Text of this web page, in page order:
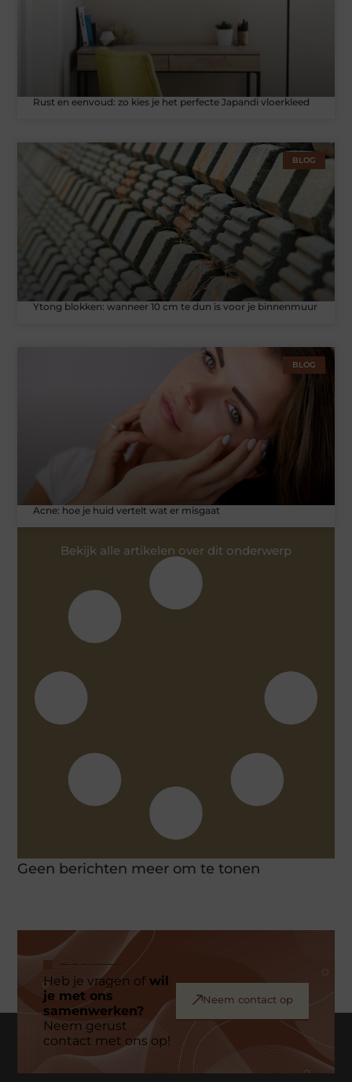
Rust en eenvoud: zo kies je het perfecte Japandi vloerkleed
BLOG
Ytong blokken: wanneer 10 cm te dun is voor je binnenmuur
BLOG
Acne: hoe je huid vertelt wat er misgaat
Bekijk alle artikelen over dit onderwerp
Geen berichten meer om te tonen
Heb je vragen ofwil
je met ons
samenwerken?
Neem gerust
contact met ons op!
Neem contact op